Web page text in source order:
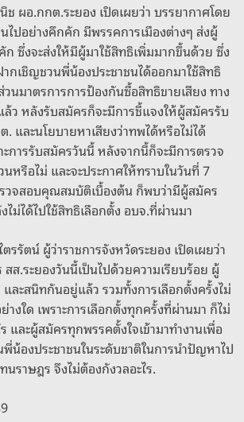
ช ผอ.กกต.ระยอง เปิดเผยว่า บรรยากาศโดย
ไปอย่างคึกคัก มีพรรคการเมืองต่างๆ ส่งผู้
ซึ่งจะส่งให้มีผู้มาใช้สิทธิเพิ่มมากขึ้นด้วย ซึ่ง
กเชิญชวนพี่น้องประชาชนได้ออกมาใช้สิทธิ
นมาตรการการป้องกันซื้อสิทธิขายเสียง ทาง
ว หลังรับสมัครก็จะมีการชี้แจงให้ผู้สมัครรับ
และนโยบายหาเสียงว่าทพได้หรือไม่ได้
ะการรับสมัครวันนี้ หลังจากนี้ก็จะมีการตรวจ
รือไม่ และจะประกาศให้ทราบในวันที่ 7
วจสอบคุณสมบัติเบื้องต้น ก็พบว่ามีผู้สมัคร
ม่ได้ไปใช้สิทธิเลือกตั้ง อบจ.ที่ผ่านมา
รรัตน์ ผู้ว่าราชการจังหวัดระยอง เปิดเผยว่า
ส.ระยองวันนี้เป็นไปด้วยความเรียบร้อย ผู้
ละสนิทกันอยู่แล้ว รวมทั้งการเลือกตั้งครั้งไม่
งใด เพราะการเลือกตั้งทุกครั้งที่ผ่านมา ก็ไม่
และผู้สมัครทุกพรรคตั้งใจเข้ามาทำงานเพื่อ
น้องประชาชนในระดับชาติในการนำปัญหาไป
ราษฎร จึงไม่ต้องกังวลอะไร.